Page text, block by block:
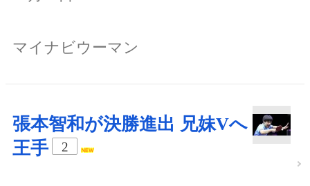
マイナビウーマン
張本智和が決勝進出 兄妹Vへ
王手
2